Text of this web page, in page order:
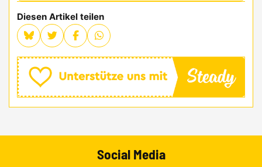
Diesen Artikel teilen
Social Media